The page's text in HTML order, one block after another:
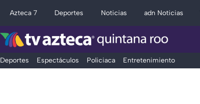
Azteca 7 Deportes Noticias adn Noticias
Deportes Espectáculos Policiaca Entretenimiento